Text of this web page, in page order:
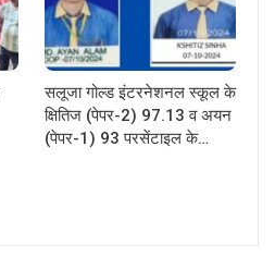
सलूजा गोल्ड इंटरनेशनल स्कूल के
क्षितिज (पेपर-2) 97.13 व अयन
(पेपर-1) 93 परसेंटाइल के…